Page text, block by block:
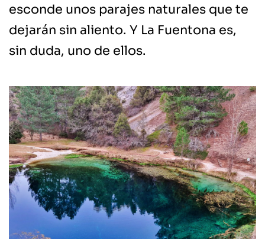
esconde unos parajes naturales que te
dejarán sin aliento. Y La Fuentona es,
sin duda, uno de ellos.